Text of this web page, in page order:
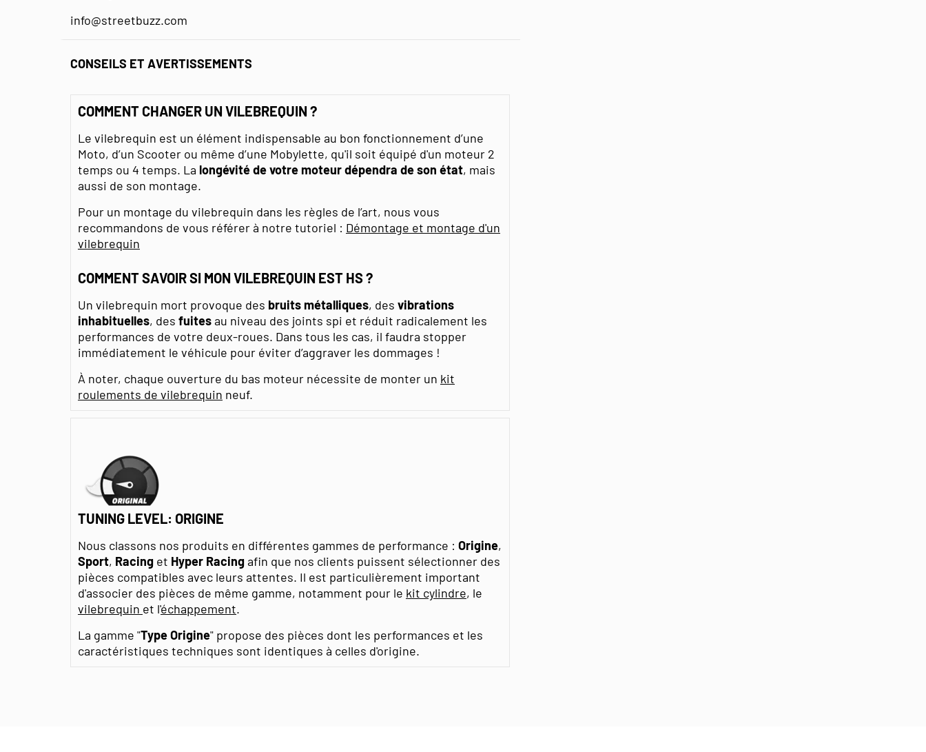
info@streetbuzz.com
CONSEILS ET AVERTISSEMENTS
COMMENT CHANGER UN VILEBREQUIN ?
Le vilebrequin est un élément indispensable au bon fonctionnement d’une
Moto, d’un Scooter ou même d’une Mobylette, qu'il soit équipé d'un moteur 2
temps ou 4 temps. La longévité de votre moteur dépendra de son état, mais
aussi de son montage.
Pour un montage du vilebrequin dans les règles de l’art, nous vous
recommandons de vous référer à notre tutoriel : Démontage et montage d'un
vilebrequin
COMMENT SAVOIR SI MON VILEBREQUIN EST HS ?
Un vilebrequin mort provoque des bruits métalliques, des vibrations
inhabituelles, des fuitesau niveau des joints spi et réduit radicalement les
performances de votre deux-roues. Dans tous les cas, il faudra stopper
immédiatement le véhicule pour éviter d’aggraver les dommages !
À noter, chaque ouverture du bas moteur nécessite de monter un kit
roulements de vilebrequin neuf.
TUNING LEVEL: ORIGINE
Nous classons nos produits en différentes gammes de performance : Origine,
Sport, Racing et Hyper Racingafin que nos clients puissent sélectionner des
pièces compatibles avec leurs attentes. Il est particulièrement important
d'associer des pièces de même gamme, notamment pour le kit cylindre, le
vilebrequin et l'échappement.
La gamme "Type Origine" propose des pièces dont les performances et les
caractéristiques techniques sont identiques à celles d'origine.